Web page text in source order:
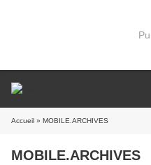
Accueil » MOBILE.ARCHIVES
MOBILE.ARCHIVES